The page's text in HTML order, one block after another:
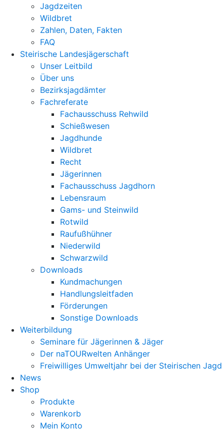
Jagdzeiten
Wildbret
Zahlen, Daten, Fakten
FAQ
Steirische Landesjägerschaft
Unser Leitbild
Über uns
Bezirksjagdämter
Fachreferate
Fachausschuss Rehwild
Schießwesen
Jagdhunde
Wildbret
Recht
Jägerinnen
Fachausschuss Jagdhorn
Lebensraum
Gams- und Steinwild
Rotwild
Raufußhühner
Niederwild
Schwarzwild
Downloads
Kundmachungen
Handlungsleitfaden
Förderungen
Sonstige Downloads
Weiterbildung
Seminare für Jägerinnen & Jäger
Der naTOURwelten Anhänger
Freiwilliges Umweltjahr bei der Steirischen Jagd
News
Shop
Produkte
Warenkorb
Mein Konto